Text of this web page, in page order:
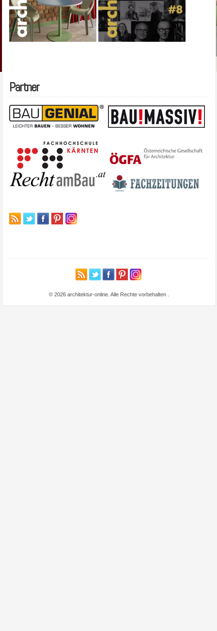
Partner
© 2026 architektur-online. Alle Rechte vorbehalten .